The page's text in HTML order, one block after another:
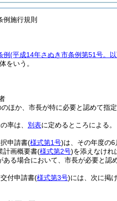
例施行規則
例(平成14年さぬき市条例第51号。
をいう。
ほか、市長が特に必要と認めて指
率は、 別表に定めるところによる。
申請書(様式第1号)は、その年度の6
計画概要書(様式第2号)を添えなけれ
る場合において、市長が必要と認
付申請書(様式第3号)には、次に掲